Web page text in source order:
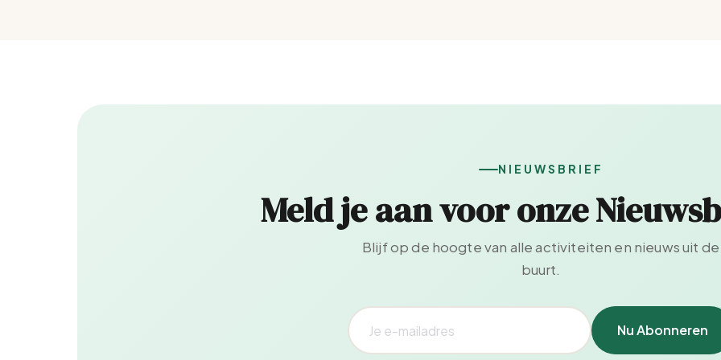
NIEUWSBRIEF
Meld je aan voor onze
Blijf op de hoogte van alle activiteiten en nieuws uit de
buurt.
Nu Abonneren